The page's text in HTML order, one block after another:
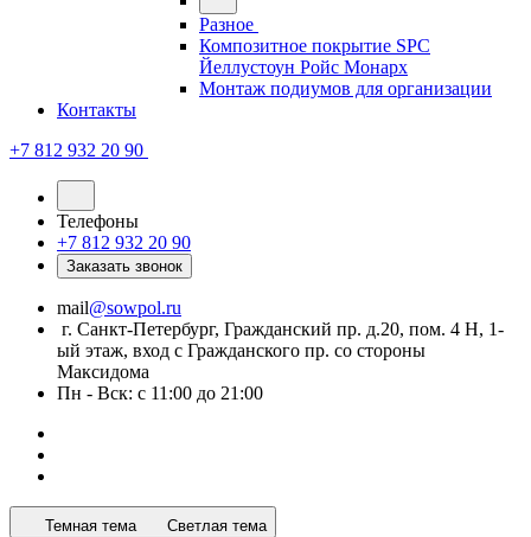
Разное
Композитное покрытие SPC
Йеллустоун Ройс Монарх
Монтаж подиумов для организации
Контакты
+7 812 932 20 90
Телефоны
+7 812 932 20 90
Заказать звонок
mail@sowpol.ru
г. Санкт-Петербург, Гражданский пр. д.20, пом. 4 Н, 1-
ый этаж, вход с Гражданского пр. со стороны
Максидома
Пн - Вск: с 11:00 до 21:00
Темная тема Светлая тема